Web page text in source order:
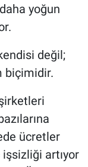
yoğun
değil;
biçimidir.
ücretler
işsizliği artıyor